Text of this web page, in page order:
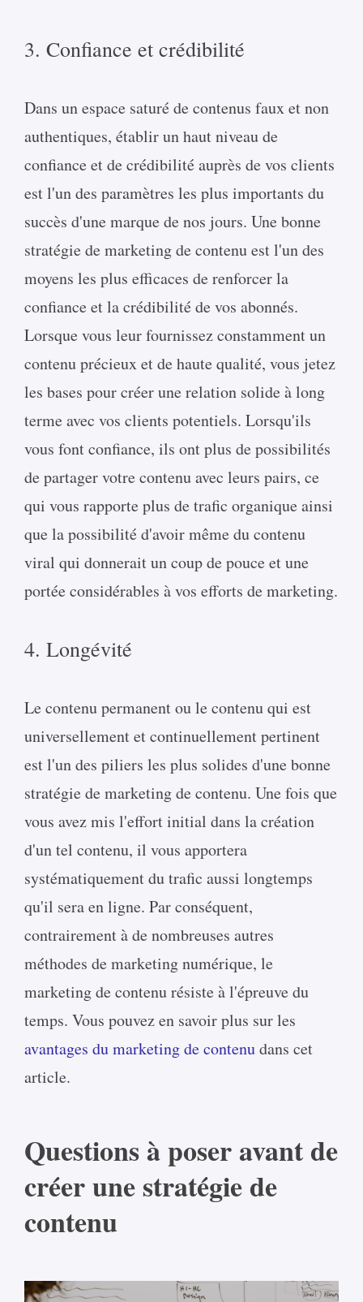
3. Confiance et crédibilité
Dans un espace saturé de contenus faux et non
authentiques, établir un haut niveau de
confiance et de crédibilité auprès de vos clients
est l'un des paramètres les plus importants du
succès d'une marque de nos jours. Une bonne
stratégie de marketing de contenu est l'un des
moyens les plus efficaces de renforcer la
confiance et la crédibilité de vos abonnés.
Lorsque vous leur fournissez constamment un
contenu précieux et de haute qualité, vous jetez
les bases pour créer une relation solide à long
terme avec vos clients potentiels. Lorsqu'ils
vous font confiance, ils ont plus de possibilités
de partager votre contenu avec leurs pairs, ce
qui vous rapporte plus de trafic organique ainsi
que la possibilité d'avoir même du contenu
viral qui donnerait un coup de pouce et une
portée considérables à vos efforts de marketing.
4. Longévité
Le contenu permanent ou le contenu qui est
universellement et continuellement pertinent
est l'un des piliers les plus solides d'une bonne
stratégie de marketing de contenu. Une fois que
vous avez mis l'effort initial dans la création
d'un tel contenu, il vous apportera
systématiquement du trafic aussi longtemps
qu'il sera en ligne. Par conséquent,
contrairement à de nombreuses autres
méthodes de marketing numérique, le
marketing de contenu résiste à l'épreuve du
temps. Vous pouvez en savoir plus sur les
avantages du marketing de contenudans cet
article.
Questions à poser avant de
créer une stratégie de
contenu